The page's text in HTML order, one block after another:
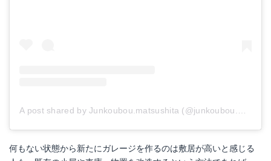
A post shared by Junkoubou.matsushita (@junkoubou.matsushita)
何もない状態から新たにガレージを作るのは敷居が高いと感じる